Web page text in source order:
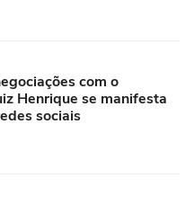
com o
Henrique se manifesta
sociais